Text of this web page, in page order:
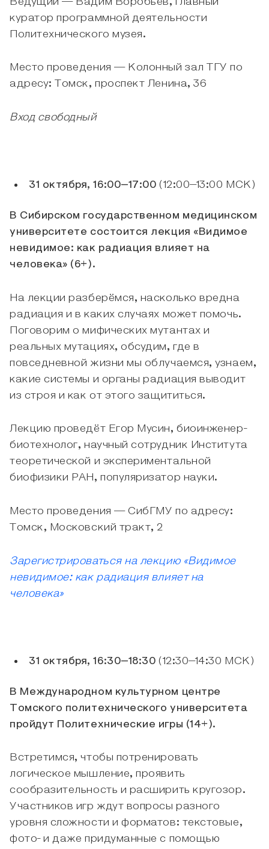
куратор программной деятельности
Политехнического музея.
Место проведения — Колонный зал ТГУ по
адресу: Томск, проспект Ленина, 36
Вход свободный
31 октября, 16:00–17:00 (12:00–13:00 МСК)
В Сибирском государственном медицинском
университете состоится лекция «Видимое
невидимое: как радиация влияет на
человека» (6+).
На лекции разберёмся, насколько вредна
радиация и в каких случаях может помочь.
Поговорим о мифических мутантах и
реальных мутациях, обсудим, где в
повседневной жизни мы облучаемся, узнаем,
какие системы и органы радиация выводит
из строя и как от этого защититься.
Лекцию проведёт Егор Мусин, биоинженер-
биотехнолог, научный сотрудник Института
теоретической и экспериментальной
биофизики РАН, популяризатор науки.
Место проведения — СибГМУ по адресу:
Томск, Московский тракт, 2
Зарегистрироваться на лекцию «Видимое
невидимое: как радиация влияет на
человека»
31 октября, 16:30–18:30 (12:30–14:30 МСК)
В Международном культурном центре
Томского политехнического университета
пройдут Политехнические игры (14+).
Встретимся, чтобы потренировать
логическое мышление, проявить
сообразительность и расширить кругозор.
Участников игр ждут вопросы разного
уровня сложности и форматов: текстовые,
фото- и даже придуманные с помощью